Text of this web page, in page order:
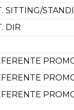
SITTING/
DIR